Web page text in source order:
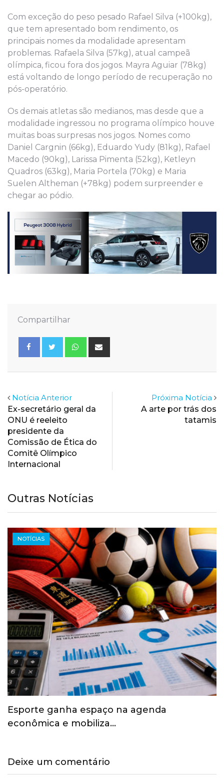
Com exceção do peso pesado Rafael Silva (+100kg),
que tem apresentado bom rendimento, os
principais nomes da modalidade apresentam
problemas. Rafaela Silva (57kg), atual campeã
olímpica, ficou fora dos jogos. Mayra Aguiar (78kg)
está voltando de longo período de recuperação no
pós-operatório.
Os demais atletas são medianos, mas desde que a
modalidade ingressou no programa olímpico houve
muitas boas surpresas nos jogos. Nomes como
Daniel Cargnin (66kg), Eduardo Yudy (81kg), Rafael
Macedo (90kg), Larissa Pimenta (52kg), Ketleyn
Quadros (63kg), Maria Portela (70kg) e Maria
Suelen Altheman (+78kg) podem surpreender e
chegar ao pódio.
Compartilhar
Whatsapp
Notícia Anterior
Ex-secretário geral da
ONU é reeleito
presidente da
Comissão de Ética do
Comitê Olímpico
Internacional
Próxima Notícia
A arte por trás dos
tatamis
Outras Notícias
NOTÍCIAS
Esporte ganha espaço na agenda
econômica e mobiliza…
Deixe um comentário